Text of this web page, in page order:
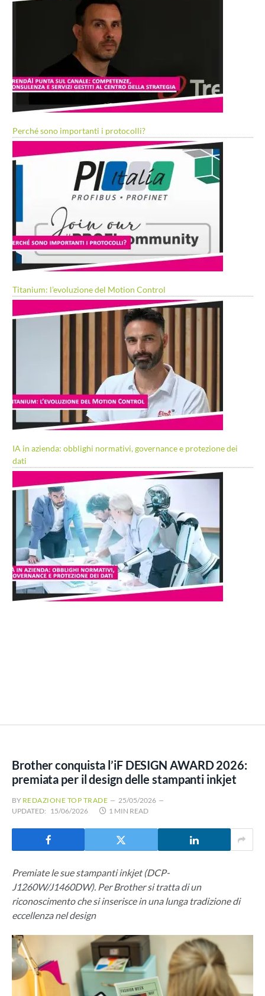
Perché sono importanti i protocolli?
Titanium: l’evoluzione del Motion Control
IA in azienda: obblighi normativi, governance e protezione dei
dati
Brother conquista l’iF DESIGN AWARD 2026:
premiata per il design delle stampanti inkjet
BY REDAZIONE TOP TRADE
25/05/2026
UPDATED: 15/06/2026 1 MIN READ
Premiate le sue stampanti inkjet (DCP-
J1260W/J1460DW). Per Brother si tratta di un
riconoscimento che si inserisce in una lunga tradizione di
eccellenza nel design